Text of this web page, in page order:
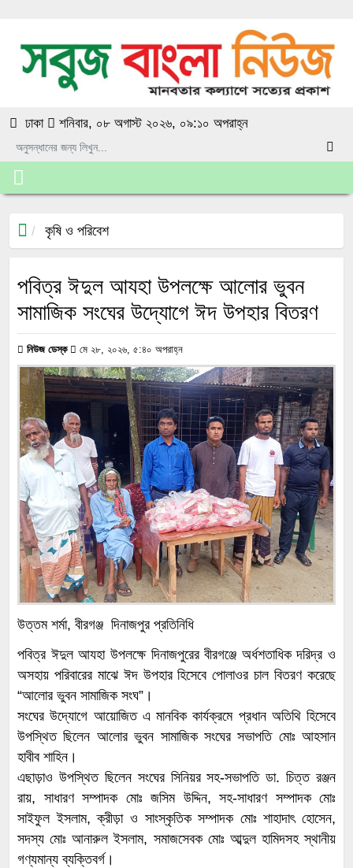
ঢাকা শনিবার, ০৮ অগাস্ট ২০২৬, ০৯:১০ অপরাহ্ন
কৃষি ও পরিবেশ
পবিত্র ঈদুল আযহা উপলক্ষে আলোর ভুবন
সামাজিক সংঘের উদ্যোগে ঈদ উপহার বিতরণ
নিউজ ডেস্ক মে ২৮, ২০২৬, ৫:৪০ অপরাহ্ন
উত্তম শর্মা, বীরগঞ্জ দিনাজপুর প্রতিনিধি
পবিত্র ঈদুল আযহা উপলক্ষে দিনাজপুরের বীরগঞ্জে অর্ধশতাধিক দরিদ্র ও
অসহায় পরিবারের মাঝে ঈদ উপহার হিসেবে পোলাওর চাল বিতরণ করেছে
“আলোর ভুবন সামাজিক সংঘ”।
সংঘের উদ্যোগে আয়োজিত এ মানবিক কার্যক্রমে প্রধান অতিথি হিসেবে
উপস্থিত ছিলেন আলোর ভুবন সামাজিক সংঘের সভাপতি মোঃ আহসান
হাবীব শাহিন।
এছাড়াও উপস্থিত ছিলেন সংঘের সিনিয়র সহ-সভাপতি ডা. চিত্ত রঞ্জন
রায়, সাধারণ সম্পাদক মোঃ জসিম উদ্দিন, সহ-সাধারণ সম্পাদক মোঃ
সাইফুল ইসলাম, ক্রীড়া ও সাংস্কৃতিক সম্পাদক মোঃ শাহাদাৎ হোসেন,
সদস্য মোঃ আনারুল ইসলাম, সমাজসেবক মোঃ আব্দুল হামিদসহ স্থানীয়
গণ্যমান্য ব্যক্তিবর্গ।